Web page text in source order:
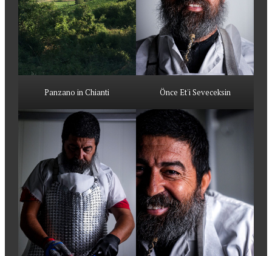
Panzano in Chianti Önce Et'i Seveceksin